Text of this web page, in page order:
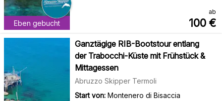
Eben gebucht
ab
100 €
Ganztägige RIB-Bootstour entlang
der Trabocchi-Küste mit Frühstück &
Mittagessen
Abruzzo Skipper Termoli
Start von: Montenero di Bisaccia